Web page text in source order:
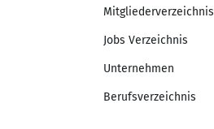
Mitgliederverzeichnis
Jobs Verzeichnis
Unternehmen
Berufsverzeichnis